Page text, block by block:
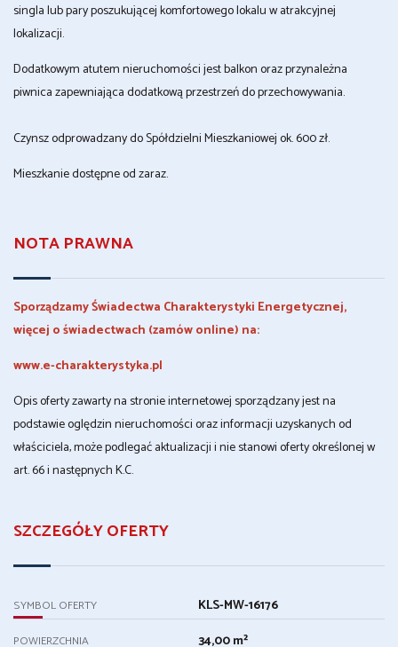
singla lub pary poszukującej komfortowego lokalu w atrakcyjnej
lokalizacji.
Dodatkowym atutem nieruchomości jest balkon oraz przynależna
piwnica zapewniająca dodatkową przestrzeń do przechowywania.
Czynsz odprowadzany do Spółdzielni Mieszkaniowej ok. 600 zł.
Mieszkanie dostępne od zaraz.
NOTA PRAWNA
Sporządzamy Świadectwa Charakterystyki Energetycznej,
więcej o świadectwach (zamów online) na:
www.e-charakterystyka.pl
Opis oferty zawarty na stronie internetowej sporządzany jest na
podstawie oględzin nieruchomości oraz informacji uzyskanych od
właściciela, może podlegać aktualizacji i nie stanowi oferty określonej w
art. 66 i następnych K.C.
SZCZEGÓŁY OFERTY
SYMBOL OFERTY KLS-MW-16176
POWIERZCHNIA 34,00 m²